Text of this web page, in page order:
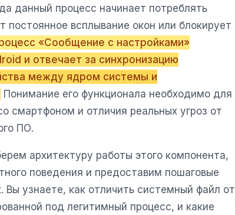
данный процесс начинает потреблять
постоянное всплывание окон или блокирует
«Сообщение с настройками»
и отвечает за синхронизацию
между ядром системы и
Понимание его функционала необходимо для
смартфоном и отличия реальных угроз от
ПО.
архитектуру работы этого компонента,
поведения и предоставим пошаговые
узнаете, как отличить системный файл от
под легитимный процесс, и какие